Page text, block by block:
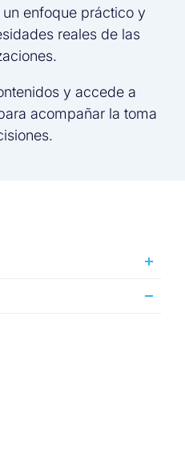
enfoque práctico y
reales de las
y accede a
acompañar la toma